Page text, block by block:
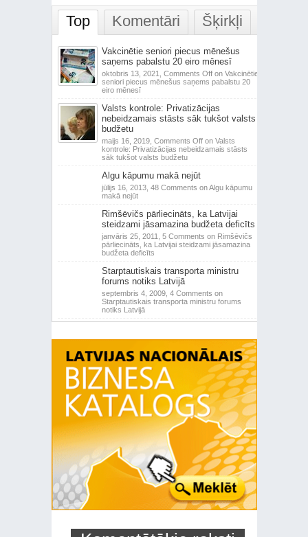
Top Komentāri Šķirkļi
Vakcinētie seniori piecus mēnešus
saņems pabalstu 20 eiro mēnesī
oktobris 13, 2021, Comments Offon Vakcinētie
seniori piecus mēnešus saņems pabalstu 20
eiro mēnesī
Valsts kontrole: Privatizācijas
nebeidzamais stāsts sāk tukšot valsts
budžetu
maijs 16, 2019, Comments Offon Valsts
kontrole: Privatizācijas nebeidzamais stāsts
sāk tukšot valsts budžetu
Algu kāpumu makā nejūt
jūlijs 16, 2013, 48 Comments on Algu kāpumu
makā nejūt
Rimšēvičs pārliecināts, ka Latvijai
steidzami jāsamazina budžeta deficīts
janvāris 25, 2011, 5 Comments on Rimšēvičs
pārliecināts, ka Latvijai steidzami jāsamazina
budžeta deficīts
Starptautiskais transporta ministru
forums notiks Latvijā
septembris 4, 2009, 4 Comments on
Starptautiskais transporta ministru forums
notiks Latvijā